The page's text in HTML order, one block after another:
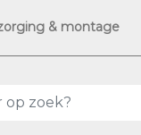
& montage